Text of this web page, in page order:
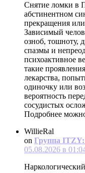
Снятие ломки в
абстинентном
прекращения
Зависимый
озноб, тошноту,
спазмы и
психоактивное
такие
лекарства,
одиночку или
вероятность
сосудистых
Подробнее
WillieRal
on Группа
05.08.2026 в